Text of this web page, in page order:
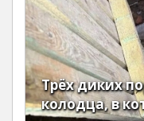
Трёх диких
колодца, в